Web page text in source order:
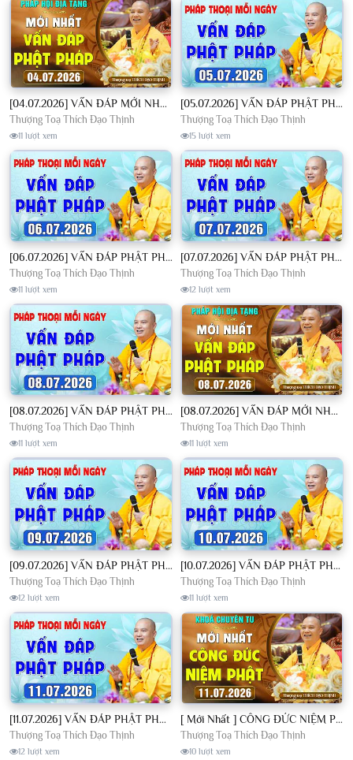
[04.07.2026] VẤN ĐÁP MỚI NHẤT - Pháp Hội Địa Tạng Chùa Khai Nguyên | TT. Thích Đạo Thịnh
Thượng Toạ Thích Đạo Thịnh
11 lượt xem
[05.07.2026] VẤN ĐÁP PHẬT PHÁP - Nghe Thầy giảng Pháp mỗi ngày CÔNG ĐỨC VÔ LƯỢNG│TT. Thích Đạo Thịnh
Thượng Toạ Thích Đạo Thịnh
15 lượt xem
[06.07.2026] VẤN ĐÁP PHẬT PHÁP - Nghe Thầy giảng Pháp mỗi ngày CÔNG ĐỨC VÔ LƯỢNG│TT. Thích Đạo Thịnh
Thượng Toạ Thích Đạo Thịnh
11 lượt xem
[07.07.2026] VẤN ĐÁP PHẬT PHÁP - Nghe Thầy giảng Pháp mỗi ngày CÔNG ĐỨC VÔ LƯỢNG│TT. Thích Đạo Thịnh
Thượng Toạ Thích Đạo Thịnh
12 lượt xem
[08.07.2026] VẤN ĐÁP PHẬT PHÁP - Nghe Thầy giảng Pháp mỗi ngày CÔNG ĐỨC VÔ LƯỢNG│TT. Thích Đạo Thịnh
Thượng Toạ Thích Đạo Thịnh
11 lượt xem
[08.07.2026] VẤN ĐÁP MỚI NHẤT - Pháp Hội Địa Tạng Chùa Khai Nguyên | TT. Thích Đạo Thịnh
Thượng Toạ Thích Đạo Thịnh
11 lượt xem
[09.07.2026] VẤN ĐÁP PHẬT PHÁP - Nghe Thầy giảng Pháp mỗi ngày CÔNG ĐỨC VÔ LƯỢNG│TT. Thích Đạo Thịnh
Thượng Toạ Thích Đạo Thịnh
12 lượt xem
[10.07.2026] VẤN ĐÁP PHẬT PHÁP - Nghe Thầy giảng Pháp mỗi ngày CÔNG ĐỨC VÔ LƯỢNG│TT. Thích Đạo Thịnh
Thượng Toạ Thích Đạo Thịnh
11 lượt xem
[11.07.2026] VẤN ĐÁP PHẬT PHÁP - Nghe Thầy giảng Pháp mỗi ngày CÔNG ĐỨC VÔ LƯỢNG│TT. Thích Đạo Thịnh
Thượng Toạ Thích Đạo Thịnh
12 lượt xem
[ Mới Nhất ] CÔNG ĐỨC NIỆM PHẬT - Khoá Chuyên Tu Chùa Khai Nguyên 11/07/2026 | TT. Thích Đạo Thịnh
Thượng Toạ Thích Đạo Thịnh
10 lượt xem